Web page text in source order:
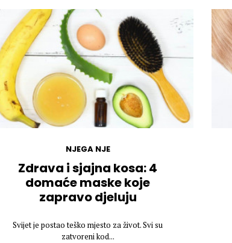
NJEGA NJE
Zdrava i sjajna kosa: 4
domaće maske koje
zapravo djeluju
Svijet je postao teško mjesto za život. Svi su
zatvoreni kod...